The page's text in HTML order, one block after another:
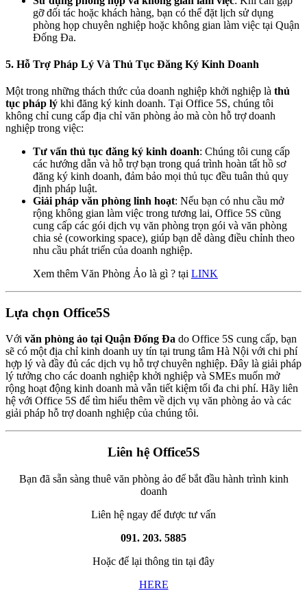
gỡ đối tác hoặc khách hàng, bạn có thể đặt lịch sử dụng
phòng họp chuyên nghiệp hoặc không gian làm việc tại Quận
Đống Đa.
5. Hỗ Trợ Pháp Lý Và Thủ Tục Đăng Ký Kinh Doanh
Một trong những thách thức của doanh nghiệp khởi nghiệp là thủ
tục pháp lý khi đăng ký kinh doanh. Tại Office 5S, chúng tôi
không chỉ cung cấp địa chỉ văn phòng ảo mà còn hỗ trợ doanh
nghiệp trong việc:
Tư vấn thủ tục đăng ký kinh doanh: Chúng tôi cung cấp
các hướng dẫn và hỗ trợ bạn trong quá trình hoàn tất hồ sơ
đăng ký kinh doanh, đảm bảo mọi thủ tục đều tuân thủ quy
định pháp luật.
Giải pháp văn phòng linh hoạt: Nếu bạn có nhu cầu mở
rộng không gian làm việc trong tương lai, Office 5S cũng
cung cấp các gói dịch vụ văn phòng trọn gói và văn phòng
chia sẻ (coworking space), giúp bạn dễ dàng điều chỉnh theo
nhu cầu phát triển của doanh nghiệp.
Xem thêm Văn Phòng Ảo là gì ? tại LINK
Lựa chọn Office5S
Với văn phòng ảo tại Quận Đống Đa do Office 5S cung cấp, bạn
sẽ có một địa chỉ kinh doanh uy tín tại trung tâm Hà Nội với chi phí
hợp lý và đầy đủ các dịch vụ hỗ trợ chuyên nghiệp. Đây là giải pháp
lý tưởng cho các doanh nghiệp khởi nghiệp và SMEs muốn mở
rộng hoạt động kinh doanh mà vẫn tiết kiệm tối đa chi phí. Hãy liên
hệ với Office 5S để tìm hiểu thêm về dịch vụ văn phòng ảo và các
giải pháp hỗ trợ doanh nghiệp của chúng tôi.
Liên hệ Office5S
Bạn đã sẵn sàng thuê văn phòng ảo để bắt đầu hành trình kinh
doanh
Liên hệ ngay để được tư vấn
091. 203. 5885
Hoặc để lại thông tin tại đây
HERE